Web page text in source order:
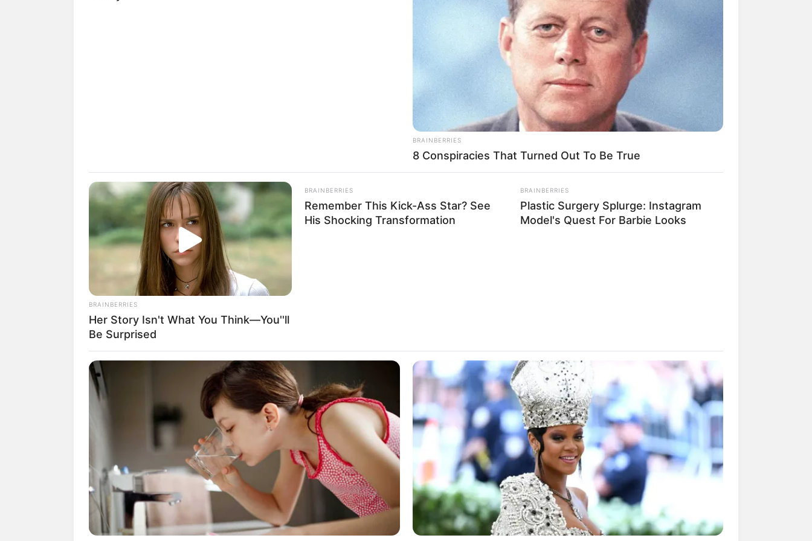
(foto: instagram/aileeonline)
Daftar isi
Biodata & Profil
Nama Lengkap: Lee Ye Jin
8 Kata Lucu Seputar Malam
Minggu ala Jomblo yang Bikin
Ngenes
10 Desain Kanopi Tempat
Tidur, Serasa Beristirahat di
Kamar Raja
Hasil Renovasi Rumah Berusia
90 Tahun
BRAINBERRIES
8 Conspiracies That Turned Out To Be True
BRAINBERRIES
Her Story Isn't What You Think—You''ll
Be Surprised
BRAINBERRIES
Remember This Kick-Ass Star? See
His Shocking Transformation
BRAINBERRIES
Plastic Surgery Splurge: Instagram
Model's Quest For Barbie Looks